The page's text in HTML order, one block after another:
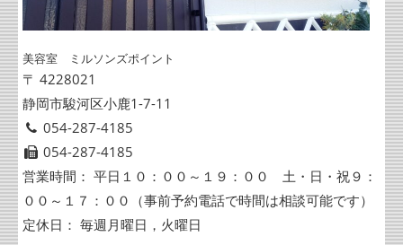
美容室 ミルソンズポイント
〒 4228021
静岡市駿河区小鹿1-7-11
054-287-4185
054-287-4185
営業時間： 平日１０：００～１９：００ 土・日・祝９：
００～１７：００（事前予約電話で時間は相談可能です）
定休日： 毎週月曜日，火曜日